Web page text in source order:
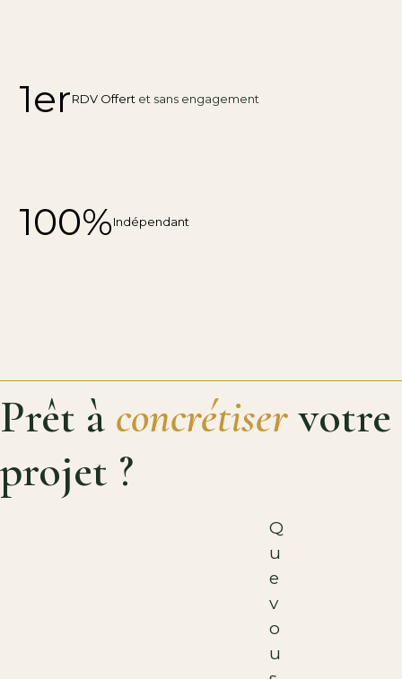
1erRDV Offert et sans engagement
100%Indépendant
Prêt à concrétiservotre
projet ?
Q
u
e
v
o
u